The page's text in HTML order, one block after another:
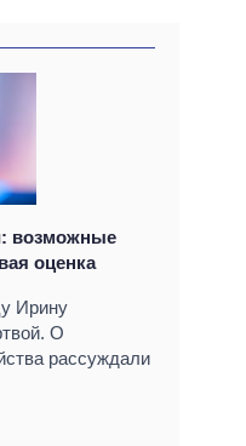
возможные
оценка
Ирину
О
рассуждали